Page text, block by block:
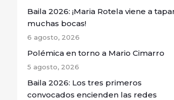
Baila 2026: ¡Maria Rotela viene a
muchas bocas!
6 agosto, 2026
Polémica en torno a Mario Cimarro
5 agosto, 2026
Baila 2026: Los tres primeros
convocados encienden las redes